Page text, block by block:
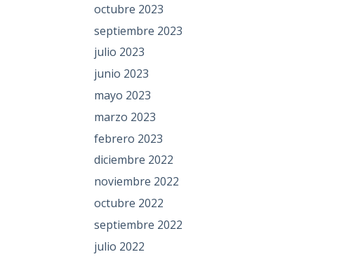
octubre 2023
septiembre 2023
julio 2023
junio 2023
mayo 2023
marzo 2023
febrero 2023
diciembre 2022
noviembre 2022
octubre 2022
septiembre 2022
julio 2022